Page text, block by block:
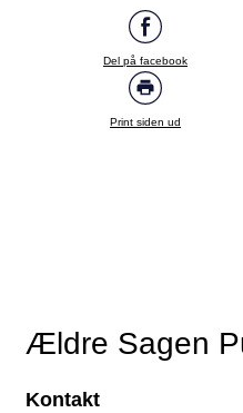
Del på facebook
Print siden ud
Ældre Sagen
Kontakt